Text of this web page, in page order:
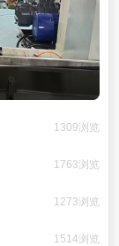
1309浏览
1763浏览
1273浏览
1514浏览